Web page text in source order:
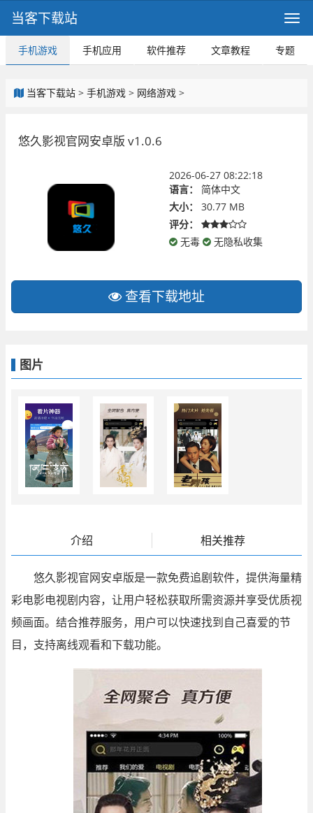
当客下载站
手机游戏 手机应用 软件推荐 文章教程 专题
当客下载站 > 手机游戏 > 网络游戏 >
悠久影视官网安卓版 v1.0.6
2026-06-27 08:22:18
语言：
简体中文
大小：
30.77 MB
评分：
无毒
无隐私收集
查看下载地址
图片
介绍 相关推荐
悠久影视官网安卓版是一款免费追剧软件，提供海量精
彩电影电视剧内容，让用户轻松获取所需资源并享受优质视
频画面。结合推荐服务，用户可以快速找到自己喜爱的节
目，支持离线观看和下载功能。